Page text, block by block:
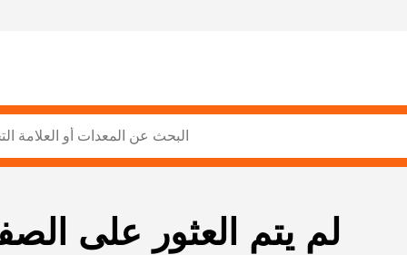
لم يتم العثور على